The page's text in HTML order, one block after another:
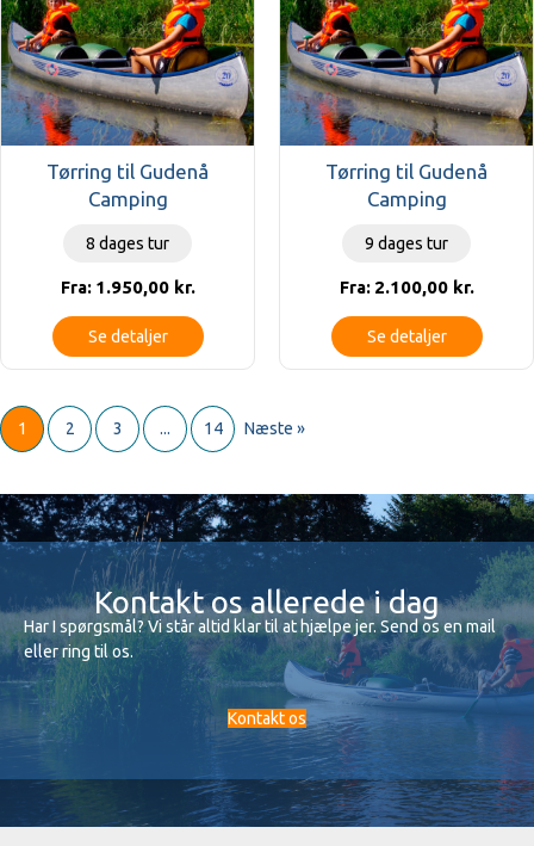
Tørring til Gudenå
Camping
8 dages tur
Fra: 1.950,00 kr.
Se detaljer
Tørring til Gudenå
Camping
9 dages tur
Fra: 2.100,00 kr.
Se detaljer
1 2 3 ... 14 Næste »
Kontakt os allerede i dag
Har I spørgsmål? Vi står altid klar til at hjælpe jer. Send os en mail
eller ring til os.
Kontakt os